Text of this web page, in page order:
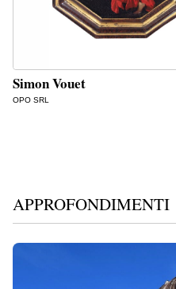
Simon Vouet
OPO SRL
APPROFONDIMENTI